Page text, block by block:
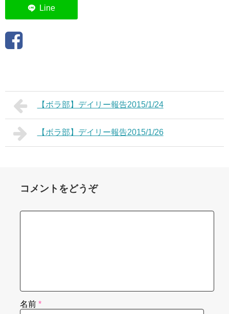
【ボラ部】デイリー報告2015/1/24
【ボラ部】デイリー報告2015/1/26
コメントをどうぞ
名前 *
お問い合わせ